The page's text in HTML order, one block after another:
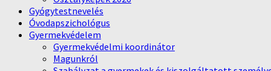
Gyógytestnevelés
Óvodapszichológus
Gyermekvédelem
Gyermekvédelmi koordinátor
Magunkról